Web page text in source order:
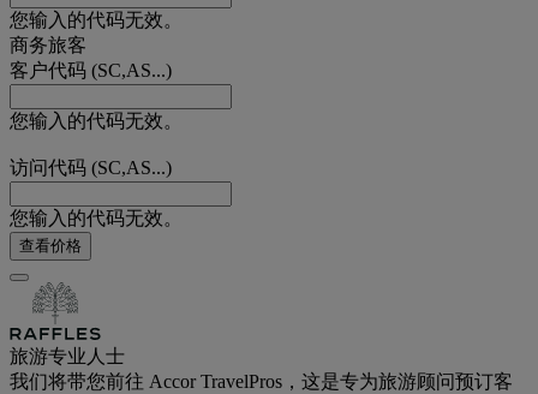
您输入的代码无效。
商务旅客
客户代码 (SC,AS...)
您输入的代码无效。
访问代码 (SC,AS...)
您输入的代码无效。
查看价格
旅游专业人士
我们将带您前往 Accor TravelPros，这是专为旅游顾问预订客